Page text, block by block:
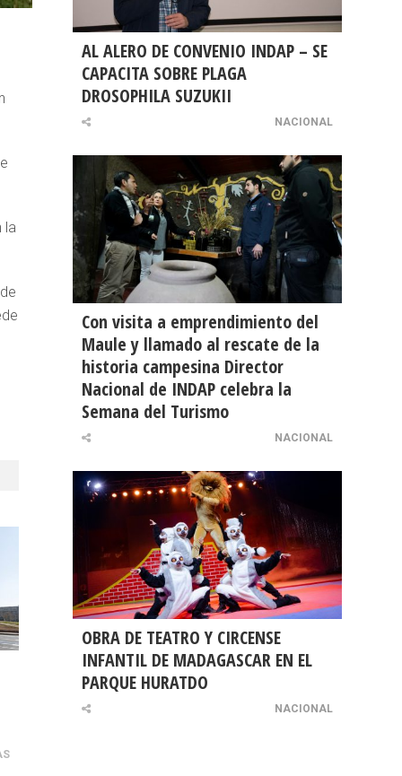
la
AL ALERO DE CONVENIO INDAP – SE
CAPACITA SOBRE PLAGA
DROSOPHILA SUZUKII
NACIONAL
Con visita a emprendimiento del
Maule y llamado al rescate de la
historia campesina Director
Nacional de INDAP celebra la
Semana del Turismo
NACIONAL
OBRA DE TEATRO Y CIRCENSE
INFANTIL DE MADAGASCAR EN EL
PARQUE HURATDO
NACIONAL